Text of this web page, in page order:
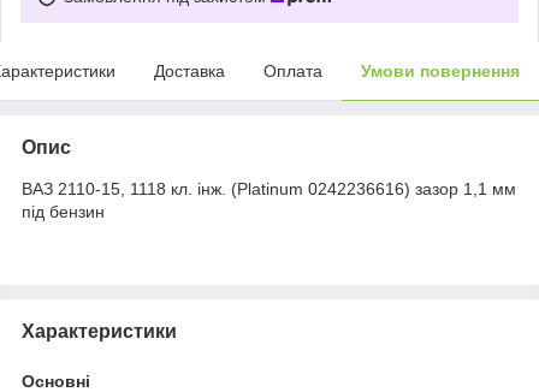
Доставка Оплата Умови повернення
Опис
ВАЗ 2110-15, 1118 кл. інж. (Platinum 0242236616) зазор 1,1 мм
під бензин
Характеристики
Основні